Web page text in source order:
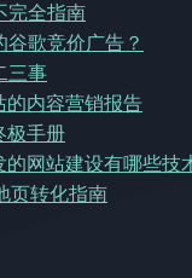
完全指南
歌竞价广告？
三事
的内容营销报告
极手册
的网站建设有哪些技
页转化指南